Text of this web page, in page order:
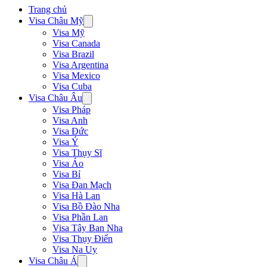
Trang chủ
Visa Châu Mỹ
Visa Mỹ
Visa Canada
Visa Brazil
Visa Argentina
Visa Mexico
Visa Cuba
Visa Châu Âu
Visa Pháp
Visa Anh
Visa Đức
Visa Ý
Visa Thụy Sĩ
Visa Áo
Visa Bỉ
Visa Đan Mạch
Visa Hà Lan
Visa Bồ Đào Nha
Visa Phần Lan
Visa Tây Ban Nha
Visa Thụy Điển
Visa Na Uy
Visa Châu Á